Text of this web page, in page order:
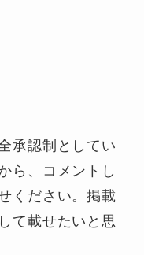
承認制としてい
ら、コメントし
ください。掲載
て載せたいと思